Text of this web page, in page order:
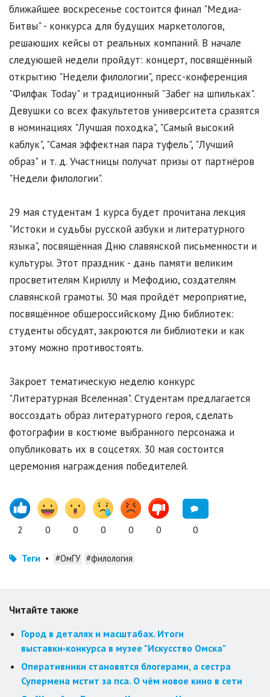
ближайшее воскресенье состоится финал "Медиа-
Битвы" - конкурса для будущих маркетологов,
решающих кейсы от реальных компаний. В начале
следующей недели пройдут: концерт, посвящённый
открытию "Недели филологии", пресс-конференция
"Филфак Today" и традиционный "Забег на шпильках".
Девушки со всех факультетов университета сразятся
в номинациях "Лучшая походка", "Самый высокий
каблук", "Самая эффектная пара туфель", "Лучший
образ" и т. д. Участницы получат призы от партнёров
"Недели филологии".
29 мая студентам 1 курса будет прочитана лекция
"Истоки и судьбы русской азбуки и литературного
языка", посвящённая Дню славянской письменности и
культуры. Этот праздник - дань памяти великим
просветителям Кириллу и Мефодию, создателям
славянской грамоты. 30 мая пройдёт мероприятие,
посвящённое общероссийскому Дню библиотек:
студенты обсудят, закроются ли библиотеки и как
этому можно противостоять.
Закроет тематическую неделю конкурс
"Литературная Вселенная". Студентам предлагается
воссоздать образ литературного героя, сделать
фотографии в костюме выбранного персонажа и
опубликовать их в соцсетях. 30 мая состоится
церемония награждения победителей.
2 0 0 0 0 0 0
Теги • #ОмГУ #филология
Читайте также
Город в деталях и масштабах. Итоги
выставки‑конкурса в музее "Искусство Омска"
Оперативники становятся блогерами, а сестра
Супермена мстит за пса. О чём новое кино в сети